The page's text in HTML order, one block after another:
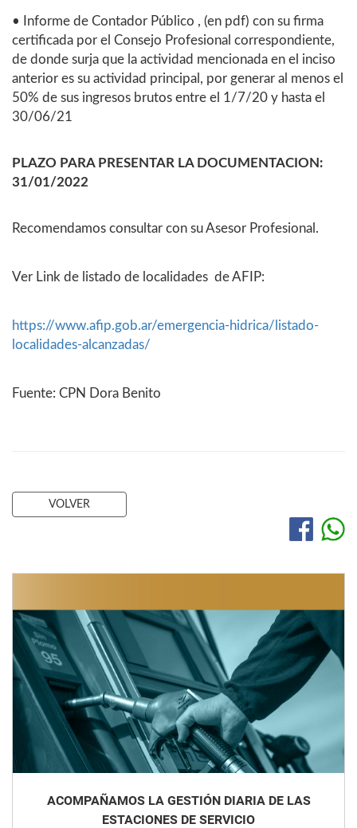
• Informe de Contador Público , (en pdf) con su firma
certificada por el Consejo Profesional correspondiente,
de donde surja que la actividad mencionada en el inciso
anterior es su actividad principal, por generar al menos el
50% de sus ingresos brutos entre el 1/7/20 y hasta el
30/06/21
PLAZO PARA PRESENTAR LA DOCUMENTACION:
31/01/2022
Recomendamos consultar con su Asesor Profesional.
Ver Link de listado de localidades de AFIP:
https://www.afip.gob.ar/emergencia-hidrica/listado-
localidades-alcanzadas/
Fuente: CPN Dora Benito
VOLVER
ACOMPAÑAMOS LA GESTIÓN DIARIA DE LAS
ESTACIONES DE SERVICIO